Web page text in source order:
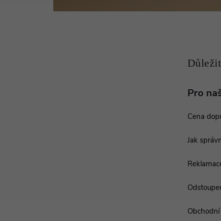
Pro
Cena
Jak